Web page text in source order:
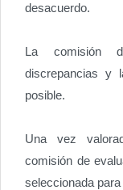
desacuerdo.
La comisión
discrepancias y
posible.
Una vez
comisión de
seleccionada